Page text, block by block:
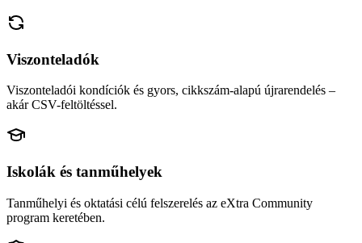
Viszonteladók
Viszonteladói kondíciók és gyors, cikkszám-alapú újrarendelés –
akár CSV-feltöltéssel.
Iskolák és tanműhelyek
Tanműhelyi és oktatási célú felszerelés az eXtra Community
program keretében.